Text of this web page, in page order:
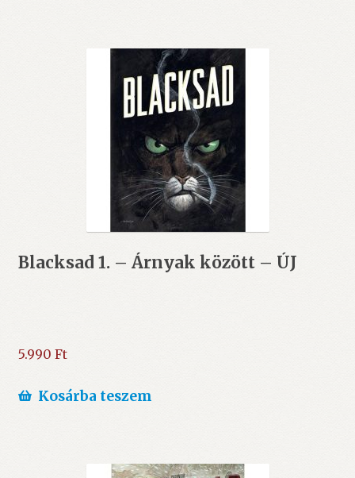
Blacksad 1. – Árnyak között – ÚJ
5.990 Ft
Kosárba teszem